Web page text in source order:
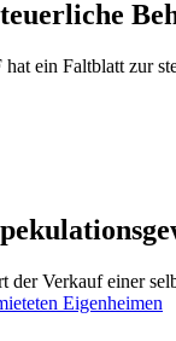
ein Faltblatt zur
der Verkauf einer
Eigenheimen